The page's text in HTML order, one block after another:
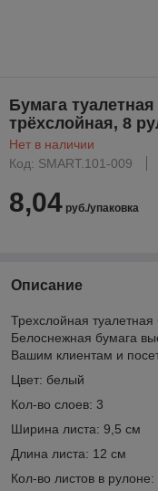
Бумага
трёхслойная, 8
Нет в наличии
Код: SMART.101-009
8,04 руб./упаковка
Описание
Трехслойная
Белоснежная бумага
Вашим клиентам и
Цвет: белый
Кол-во слоев: 3
Ширина листа: 9,5 см
Длина листа: 12 см
Кол-во листов в рулоне: